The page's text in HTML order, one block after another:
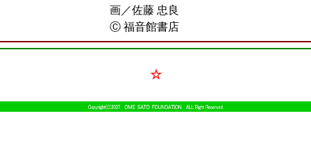
画／佐藤 忠良
Ⓒ 福音館書店
☆